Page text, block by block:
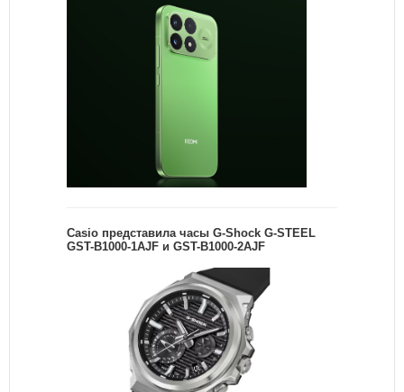
Casio представила часы G-Shock G-STEEL
GST-B1000-1AJF и GST-B1000-2AJF